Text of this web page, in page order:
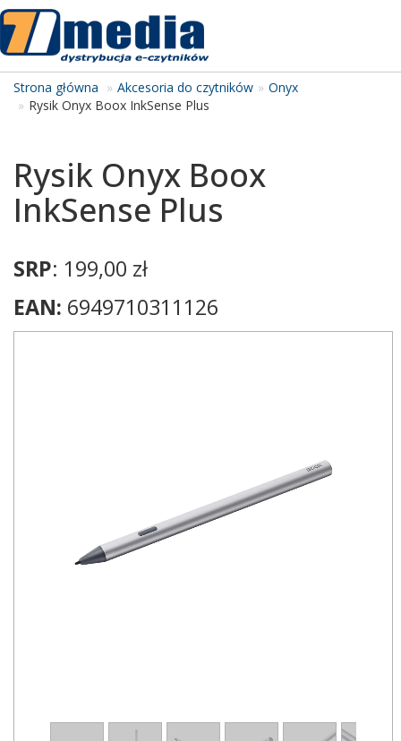
Strona główna Akcesoria do czytników
Onyx
Rysik Onyx Boox InkSense Plus
Rysik Onyx Boox
InkSense Plus
SRP: 199,00 zł
EAN: 6949710311126